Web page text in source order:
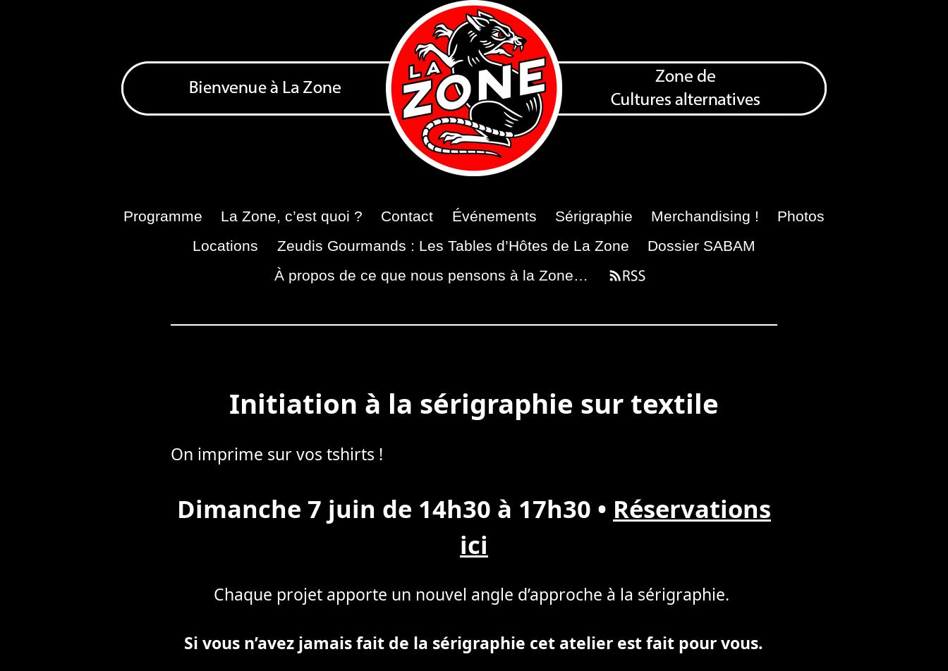
Programme La Zone, c’est quoi ? Contact Événements Sérigraphie Merchandising !
Photos
Locations
Zeudis Gourmands : Les Tables d’Hôtes de La Zone
Dossier SABAM
À propos de ce que nous pensons à la Zone…
Initiation à la sérigraphie sur textile
On imprime sur vos tshirts !
Dimanche 7 juin de 14h30 à 17h30 • Réservations
ici
Chaque projet apporte un nouvel angle d’approche à la sérigraphie.
Si vous n’avez jamais fait de la sérigraphie cet atelier est fait pour vous.